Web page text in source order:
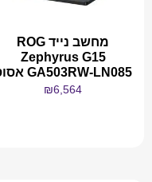
מחשב נייד ROG
Zephyrus G15
GA503RW-LN085 אסוס
₪6,564